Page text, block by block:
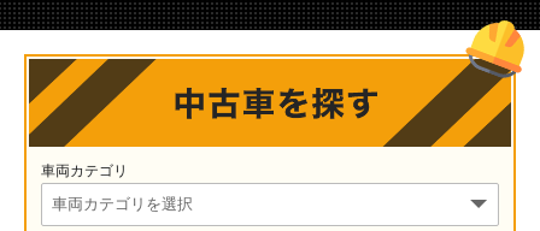
車両カテゴリ